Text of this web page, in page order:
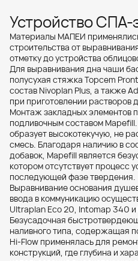
Устройство
Материалы МАПЕИ
строительства от
отметку до устройства
Для выравнивания дна чаши
полусухая стяжка Topcem
состав Nivoplan Plus, а также
при приготовлении растворов
Монтаж закладных элементов
подливочным составом
образует высокотекучую, не
смесь. Благодаря наличию в
добавок, Mapefill является
котором отсутствует процесс
последующей фазе твердения.
Выравнивание основания
ввода в коммуникацию
Ultraplan Eco 20, Intomap 340
Безусадочная
наливного типа, содержащая
Hi-Flow применялась для
конструкций, где глубина и